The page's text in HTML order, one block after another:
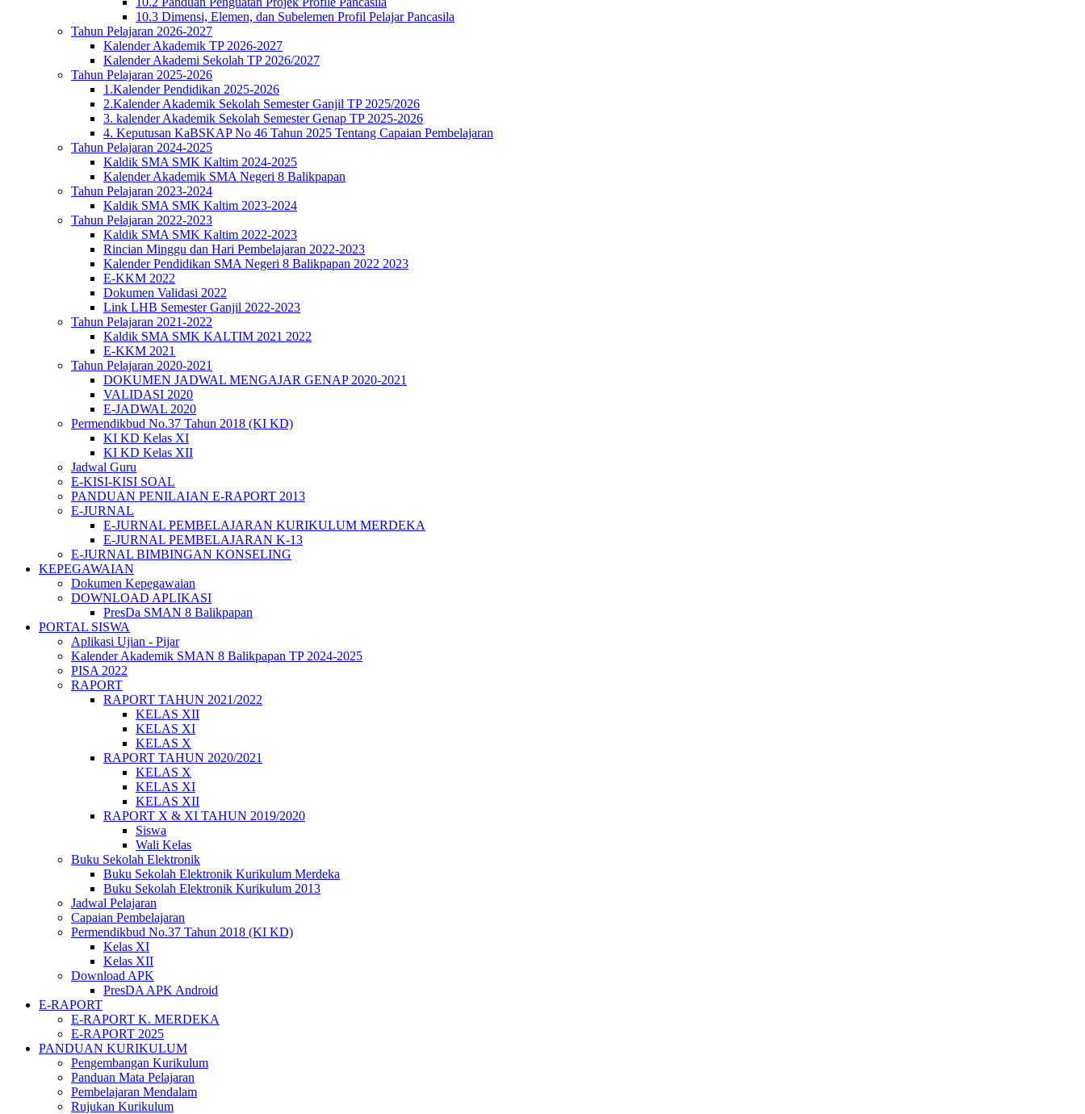
10.3 Dimensi, Elemen, dan Subelemen Profil Pelajar Pancasila
Tahun Pelajaran 2026-2027
Kalender Akademik TP 2026-2027
Kalender Akademi Sekolah TP 2026/2027
Tahun Pelajaran 2025-2026
1.Kalender Pendidikan 2025-2026
2.Kalender Akademik Sekolah Semester Ganjil TP 2025/2026
3. kalender Akademik Sekolah Semester Genap TP 2025-2026
4. Keputusan KaBSKAP No 46 Tahun 2025 Tentang Capaian Pembelajaran
Tahun Pelajaran 2024-2025
Kaldik SMA SMK Kaltim 2024-2025
Kalender Akademik SMA Negeri 8 Balikpapan
Tahun Pelajaran 2023-2024
Kaldik SMA SMK Kaltim 2023-2024
Tahun Pelajaran 2022-2023
Kaldik SMA SMK Kaltim 2022-2023
Rincian Minggu dan Hari Pembelajaran 2022-2023
Kalender Pendidikan SMA Negeri 8 Balikpapan 2022 2023
E-KKM 2022
Dokumen Validasi 2022
Link LHB Semester Ganjil 2022-2023
Tahun Pelajaran 2021-2022
Kaldik SMA SMK KALTIM 2021 2022
E-KKM 2021
Tahun Pelajaran 2020-2021
DOKUMEN JADWAL MENGAJAR GENAP 2020-2021
VALIDASI 2020
E-JADWAL 2020
Permendikbud No.37 Tahun 2018 (KI KD)
KI KD Kelas XI
KI KD Kelas XII
Jadwal Guru
E-KISI-KISI SOAL
PANDUAN PENILAIAN E-RAPORT 2013
E-JURNAL
E-JURNAL PEMBELAJARAN KURIKULUM MERDEKA
E-JURNAL PEMBELAJARAN K-13
E-JURNAL BIMBINGAN KONSELING
KEPEGAWAIAN
Dokumen Kepegawaian
DOWNLOAD APLIKASI
PresDa SMAN 8 Balikpapan
PORTAL SISWA
Aplikasi Ujian - Pijar
Kalender Akademik SMAN 8 Balikpapan TP 2024-2025
PISA 2022
RAPORT
RAPORT TAHUN 2021/2022
KELAS XII
KELAS XI
KELAS X
RAPORT TAHUN 2020/2021
KELAS X
KELAS XI
KELAS XII
RAPORT X & XI TAHUN 2019/2020
Siswa
Wali Kelas
Buku Sekolah Elektronik
Buku Sekolah Elektronik Kurikulum Merdeka
Buku Sekolah Elektronik Kurikulum 2013
Jadwal Pelajaran
Capaian Pembelajaran
Permendikbud No.37 Tahun 2018 (KI KD)
Kelas XI
Kelas XII
Download APK
PresDA APK Android
E-RAPORT
E-RAPORT K. MERDEKA
E-RAPORT 2025
PANDUAN KURIKULUM
Pengembangan Kurikulum
Panduan Mata Pelajaran
Pembelajaran Mendalam
Rujukan Kurikulum